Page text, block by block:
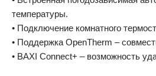
температуры.
• Подключение комнатного
• Поддержка OpenTherm –
• BAXI Connect+ – возможность